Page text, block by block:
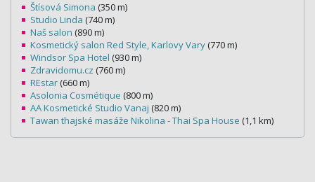
Štísová Simona (350 m)
Studio Linda (740 m)
Naš salon (890 m)
Kosmetický salon Red Style, Karlovy Vary (770 m)
Windsor Spa Hotel (930 m)
Zdravidomu.cz (760 m)
REstar (660 m)
Asolonia Cosmétique (800 m)
AA Kosmetické Studio Vanaj (820 m)
Tawan thajské masáže Nikolina - Thai Spa House (1,1 km)